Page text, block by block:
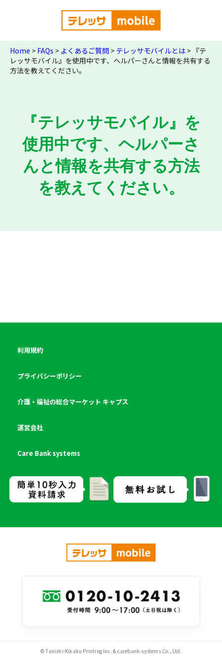
Home > FAQs > よくあるご質問 > テレッサモバイルとは > 『テ
レッサモバイル』を使用中です、ヘルパーさんと情報を共有する
方法を教えてください。
『テレッサモバイル』を
使用中です、ヘルパーさ
んと情報を共有する方法
を教えてください。
利用規約
プライバシーポリシー
介護・福祉の総合マーケット キャプス
運営会社
Care Bank systems
© Tanishi-Kikaku Printing Inc. & carebank-systems Co., Ltd.